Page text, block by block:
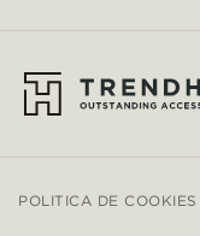
POLITICA DE COOKIES